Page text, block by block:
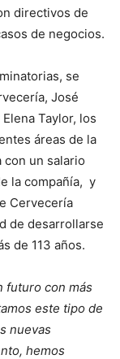
directivos de
de negocios.
se
José
Taylor, los
áreas de la
un salario
la compañía, y
Cervecería
de desarrollarse
de 113 años.
futuro con más
este tipo de
nuevas
hemos